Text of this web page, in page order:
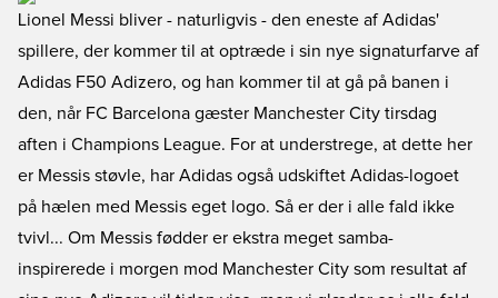
Lionel Messi bliver - naturligvis - den eneste af Adidas'
spillere, der kommer til at optræde i sin nye signaturfarve af
Adidas F50 Adizero, og han kommer til at gå på banen i
den, når FC Barcelona gæster Manchester City tirsdag
aften i Champions League. For at understrege, at dette her
er Messis støvle, har Adidas også udskiftet Adidas-logoet
på hælen med Messis eget logo. Så er der i alle fald ikke
tvivl... Om Messis fødder er ekstra meget samba-
inspirerede i morgen mod Manchester City som resultat af